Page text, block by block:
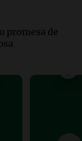
a
promesa de